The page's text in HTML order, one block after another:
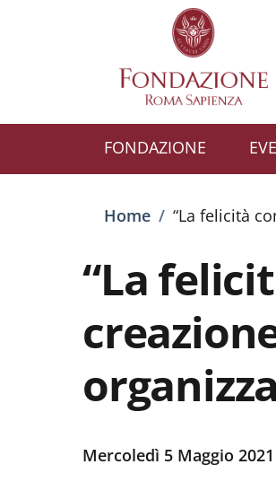
Salta al contenuto principale
FONDAZIONE
Briciole
Home / “La felicità
“La
Mercoledì 5 Maggio